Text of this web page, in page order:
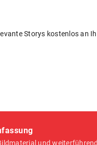
Storys kostenlos an
und